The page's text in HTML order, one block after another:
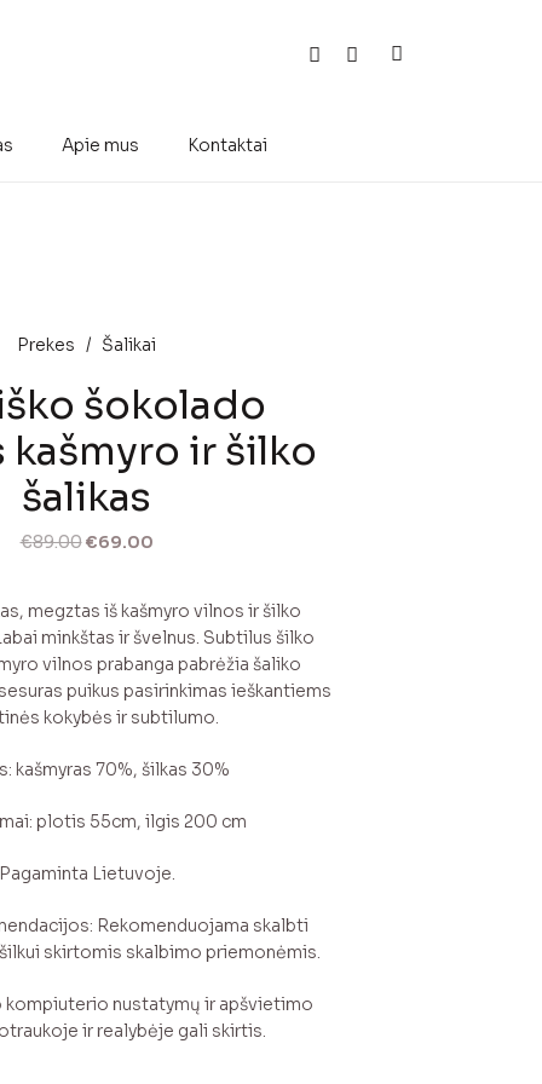
Apie mus Kontaktai
Prekes / Šalikai
šokolado
kašmyro ir šilko
šalikas
€89.00Original
€89.00.
€69.00Current
€69.00.
megztas iš kašmyro vilnos ir šilko
minkštas ir švelnus. Subtilus šilko
vilnos prabanga pabrėžia šaliko
puikus pasirinkimas ieškantiems
kokybės ir subtilumo.
kašmyras 70%, šilkas 30%
plotis 55cm, ilgis 200 cm
Pagaminta Lietuvoje.
Rekomenduojama skalbti
skirtomis skalbimo priemonėmis.
kompiuterio nustatymų ir apšvietimo
ir realybėje gali skirtis.